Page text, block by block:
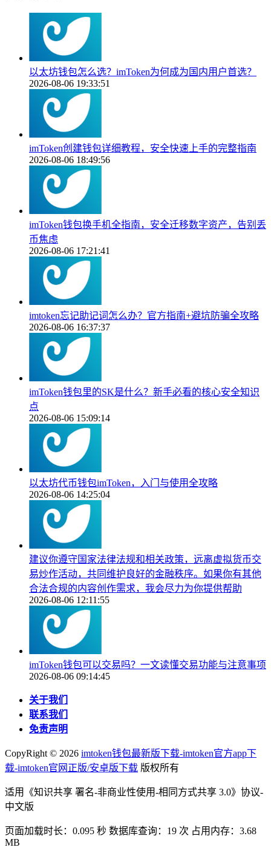
以太坊钱包怎么选？imToken为何成为国内用户首选？
2026-08-06 19:33:51
imToken创建钱包详细教程，安全快速上手的完整指南
2026-08-06 18:49:56
imToken钱包换手机全指南，安全迁移数字资产，告别丢
币焦虑
2026-08-06 17:21:41
imtoken忘记助记词怎么办？官方指南+避坑防骗全攻略
2026-08-06 16:37:37
imToken钱包里的SK是什么？新手必看的核心安全知识
点
2026-08-06 15:09:14
以太坊代币钱包imToken，入门与使用全攻略
2026-08-06 14:25:04
建议你遵守国家法律法规和相关政策，远离虚拟货币交
易炒作活动，共同维护良好的金融秩序。如果你有其他
合法合规的内容创作需求，我会尽力为你提供帮助
2026-08-06 12:11:55
imToken钱包可以交易吗？一文读懂交易功能与注意事项
2026-08-06 09:14:45
关于我们
联系我们
免责声明
CopyRight © 2026 imtoken钱包最新版下载-imtoken官方app下
载-imtoken官网正版/安卓版下载 版权所有
适用《知识共享 署名-非商业性使用-相同方式共享 3.0》协议-
中文版
页面加载时长：0.095 秒 数据库查询：19 次 占用内存：3.68
MB